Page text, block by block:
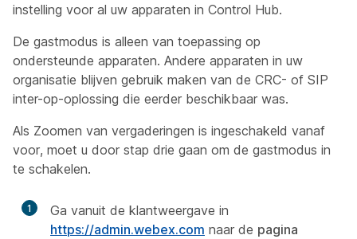
instelling voor al uw apparaten in Control Hub.
De gastmodus is alleen van toepassing op
ondersteunde apparaten. Andere apparaten in uw
organisatie blijven gebruik maken van de CRC- of SIP
inter-op-oplossing die eerder beschikbaar was.
Als Zoomen van vergaderingen is ingeschakeld vanaf
voor, moet u door stap drie gaan om de gastmodus in
te schakelen.
1
Ga vanuit de klantweergave in
https://admin.webex.com naar de pagina